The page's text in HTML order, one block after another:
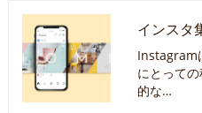
インスタ
Instagram
にとって
的な…